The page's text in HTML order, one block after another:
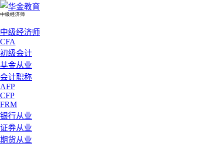
中级经济师
中级经济师
CFA
初级会计
基金从业
会计职称
AFP
CFP
FRM
银行从业
证券从业
期货从业